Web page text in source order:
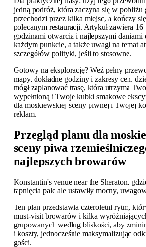
jedną podróż, która zaczyna się w pobliżu
przechodzi przez kilka miejsc, a kończy
polecanym restauracji. Artykuł zawiera 16
godzinami otwarcia i najlepszymi daniami
każdym punkcie, a także uwagi na temat
szczegółów polityki, jeśli to stosowne.
Gotowy na eksplorację? Weź pełny
mapy, dokładne godziny i zakresy cen,
mógł zaplanować trasę, która utrzyma
wypełnioną i Twoje kubki smakowe
dla moskiewskiej sceny piwnej i Twojej
reklam.
Przegląd planu dla
sceny piwa
najlepszych browarów
Konstantin's venue near the Sheraton,
tapnięcia pale ale ustawiły mocny,
Ten plan przedstawia czteroletni rytm,
must-visit browarów i kilka
grupowanych według bliskości, aby
i koszty, jednocześnie maksymalizując
gości.